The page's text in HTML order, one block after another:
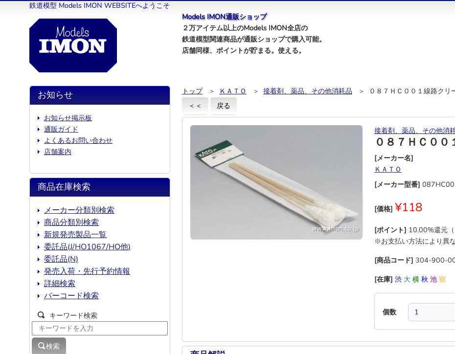
鉄道模型 Models IMON WEBSITEへようこそ
Models IMON通販ショップ
２万アイテム以上のModels IMON全店の
鉄道模型関連商品が通販ショップで購入可能。
店舗同様、ポイントが貯まる。使える。
トップ ＞ ＫＡＴＯ ＞ 接着剤、薬品、その他消耗品
＞ ０８７ＨＣ００１線路クリ
＜＜
戻る
接着剤、薬品、その他消
０８７ＨＣ０
[メーカー名]
ＫＡＴＯ
[メーカー型番]
[価格] ¥118
[ポイント] 10.00%還元（
※お支払い方法により異
[商品コード] 304-900-
[在庫] 渋 大 横 秋 池 宿
個数
お知らせ
お知らせ掲示板
通販ガイド
よくあるお問い合わせ
店舗案内
商品在庫検索
メーカー分類別検索
商品分類別検索
新規発売製品一覧
委託品(J/HO1067/HO他)
委託品(N)
発売入荷・先行予約情報
詳細検索
バーコード検索
キーワード検索
検索